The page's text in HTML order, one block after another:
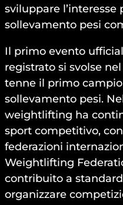
sviluppare l’interesse
sollevamento pesi
Il primo evento
registrato si svolse nel
tenne il primo
sollevamento pesi.
weightlifting ha
sport competitivo,
federazioni
Weightlifting
contribuito a
organizzare